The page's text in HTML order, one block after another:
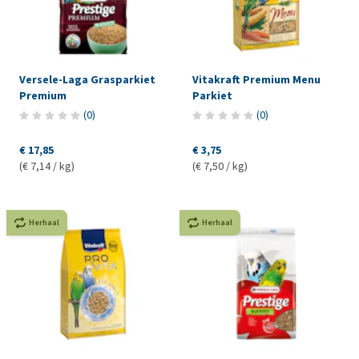
Versele-Laga Grasparkiet
Premium
(0)
€ 17,85
(€ 7,14 / kg)
Vitakraft Premium Menu
Parkiet
(0)
€ 3,75
(€ 7,50 / kg)
Herhaal Herhaal